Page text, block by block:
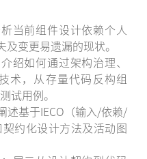
当前组件设计依赖个人
变更易遗漏的现状。
绍如何通过架构治理、
术，从存量代码反构组
试用例。
述基于IECO（输入/依赖/
约化设计方法及活动图